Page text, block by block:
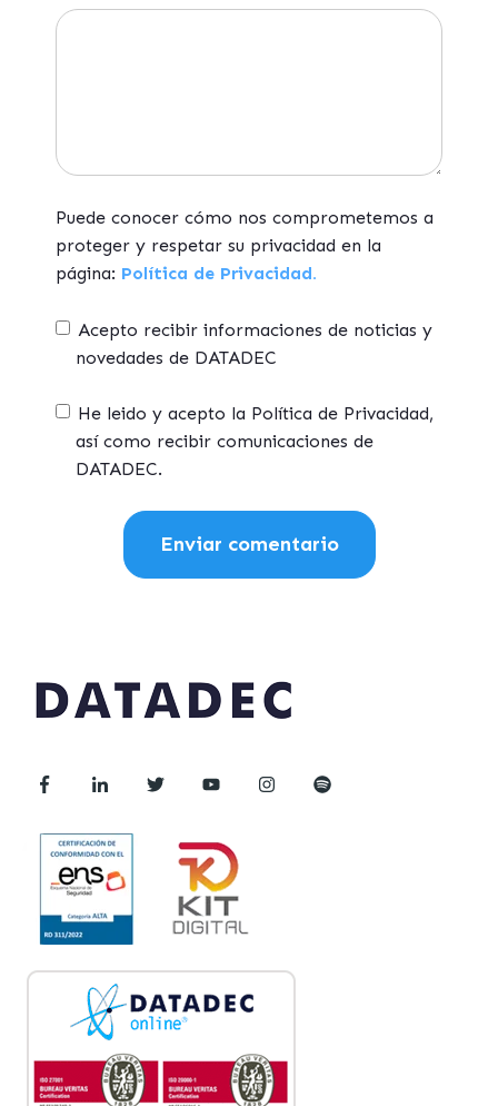
Puede conocer cómo nos comprometemos a
proteger y respetar su privacidad en la
página: Política de Privacidad.
Acepto recibir informaciones de noticias y
novedades de DATADEC
He leido y acepto la Política de Privacidad,
así como recibir comunicaciones de
DATADEC.